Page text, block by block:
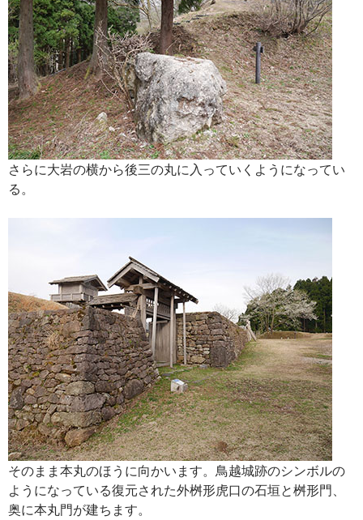
さらに大岩の横から後三の丸に入っていくようになってい
る。
そのまま本丸のほうに向かいます。鳥越城跡のシンボルの
ようになっている復元された外桝形虎口の石垣と桝形門、
奥に本丸門が建ちます。